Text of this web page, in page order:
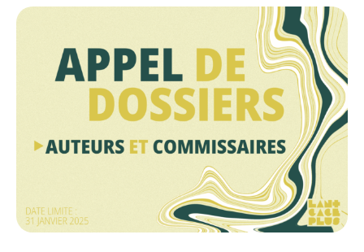
|
Auteurs
et